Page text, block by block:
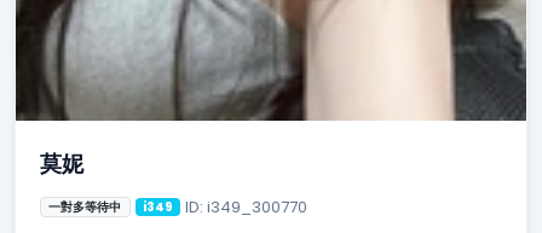
莫妮
一對多等待中 i349 ID: i349_300770